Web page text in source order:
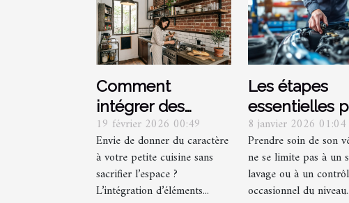
Comment
intégrer des
éléments
industriels dans
une petite cuisine
?
19 février 2026 00:49
Envie de donner du caractère
à votre petite cuisine sans
sacrifier l’espace ?
L’intégration d’éléments...
Les étapes
essentielles
un entretien
réussi
8 janvier 2026 01:04
Prendre soin de son
ne se limite pas à un
lavage ou à un
occasionnel du